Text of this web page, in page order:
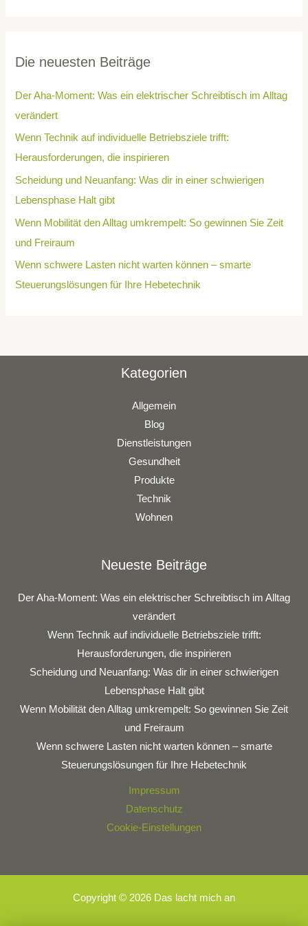
Die neuesten Beiträge
Der Aha-Moment: Was ein elektrischer Schreibtisch im Alltag
verändert
Wenn Technik auf individuelle Betriebsziele trifft:
Herausforderungen, die inspirieren
Scheidung und Neuanfang: Was dir in einer schwierigen
Lebensphase Halt gibt
Wenn Mobilität den Alltag umkrempelt: So gewinnen Sie Zeit
und Freiraum
Wenn schwere Lasten nicht warten können – smarte
Steuerungslösungen für Ihre Hebetechnik
Kategorien
Allgemein
Blog
Dienstleistungen
Gesundheit
Produkte
Technik
Wohnen
Neueste Beiträge
Der Aha-Moment: Was ein elektrischer Schreibtisch im Alltag
verändert
Wenn Technik auf individuelle Betriebsziele trifft:
Herausforderungen, die inspirieren
Scheidung und Neuanfang: Was dir in einer schwierigen
Lebensphase Halt gibt
Wenn Mobilität den Alltag umkrempelt: So gewinnen Sie Zeit
und Freiraum
Wenn schwere Lasten nicht warten können – smarte
Steuerungslösungen für Ihre Hebetechnik
Impressum
Datenschutz
Cookie-Einstellungen
Copyright © 2026 Das lacht mich an